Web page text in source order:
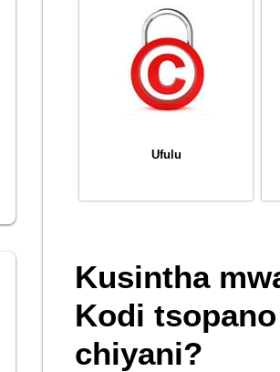
Ufulu
Kusintha
Kodi
chiyani?